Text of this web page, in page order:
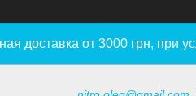
доставка от 3000 грн, при